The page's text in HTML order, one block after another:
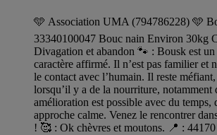
🩵 Association UMA (794786228) 🩵
33340100047 Bouc nain Environ 30kg
Divagation et abandon 🐾 : Bousk est un
caractère affirmé. Il n’est pas familier et
le contact avec l’humain. Il reste méfiant,
lorsqu’il y a de la nourriture, notamment
amélioration est possible avec du temps,
approche calme. Venez le rencontrer
! 🥰 : Ok chèvres et moutons. 📍 :